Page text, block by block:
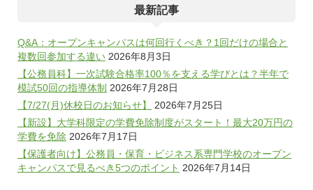
最新記事
Q&A：オープンキャンパスは何回行くべき？1回だけの場合と
複数回参加する違い 2026年8月3日
【公務員科】一次試験合格率100％を支える学びとは？半年で
模試50回の指導体制 2026年7月28日
【7/27(月)休校日のお知らせ】
2026年7月25日
【新設】大学科限定の学費免除制度がスタート！最大20万円の
学費を免除 2026年7月17日
【保護者向け】公務員・保育・ビジネス系専門学校のオープン
キャンパスで見るべき5つのポイント 2026年7月14日